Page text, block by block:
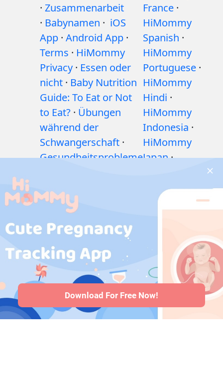
· Zusammenarbeit
· Babynamen · iOS
App · Android App ·
Terms · HiMommy
Privacy · Essen oder
nicht · Baby Nutrition
Guide: To Eat or Not
to Eat? · Übungen
während der
Schwangerschaft ·
Gesundheitsprobleme
Medikamente
während der
Schwangerschaft·
Gesundheitsprobleme
bei Babys·Artikel ·
Redaktionelle
Richtlinie
France ·
HiMommy
Spanish ·
HiMommy
Portuguese ·
HiMommy
Hindi ·
HiMommy
Indonesia ·
HiMommy
Japan·
Korea
Download For Free Now!